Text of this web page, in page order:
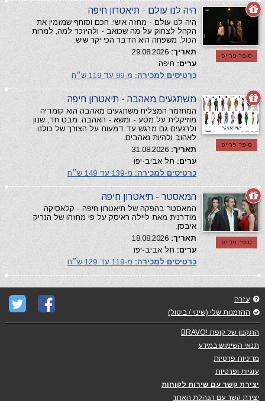
סופר פרייס
היה לנו עולם - תיאטרון חיפה
היה לנו עולם - מחזה אישי, חכם וסוחף שמזמין את
הקהל לצחוק על מה שכואב - ולהיזכר למה, למרות
הכול, משפחה היא הדבר הכי יקר שיש.
תאריך:
ערים: חיפה
כרטיסים למכירה: מ-99 עד 119 ש״ח
סופר פרייס
משתגעים מאהבה - תיאטרון חיפה
המחזמר המצליח משתגעים מאהבה הוא קומדיה
מוזיקלית על מסע - ומשא - האהבה. מבט חד, שנון
ולרגעים גם מרגש עד דמעות על הצורך של כולנו
לאהוב ולהיות נאהבים.
תאריך:
ערים: תל אביב-יפו
כרטיסים למכירה: מ-139 עד 149 ש״ח
סופר פרייס
המאסטר - תיאטרון חיפה
המאסטר בהפקה של תיאטרון חיפה - קלאסיקה
מודרנית מאת ליילה ראיסק על פי מחזהו של הנריק
איבסן.
תאריך:
ערים: תל אביב-יפו
כרטיסים למכירה: מ-119 עד 129 ש״ח
עזרה
ההזמנות שלי (שינוי / ביטול)
התקנון של קופת !BRAVO
תנאי השימוש במידע
מדיניות פרטיות
עוגיות ופרטיות
יצירת קשר עם שירות לקוחות
יצירת קשר עם הנהלת האתר